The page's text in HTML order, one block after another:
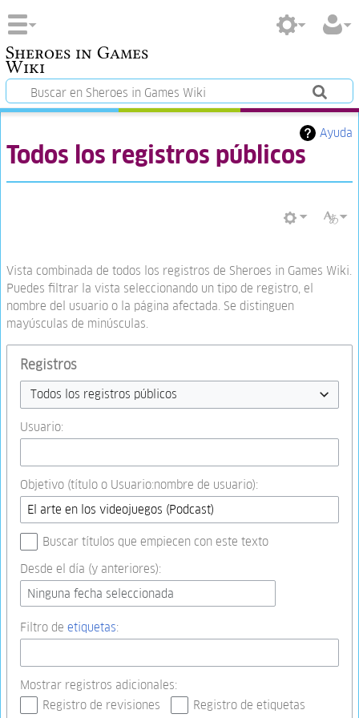
Sheroes in Games
Wiki
Ayuda
Todos los registros públicos
Vista combinada de todos los registros de Sheroes in Games Wiki.
Puedes filtrar la vista seleccionando un tipo de registro, el
nombre del usuario o la página afectada. Se distinguen
mayúsculas de minúsculas.
Registros
Todos los registros públicos
Usuario:
Objetivo (título o Usuario:nombre de usuario):
Buscar títulos que empiecen con este texto
Desde el día (y anteriores):
Ninguna fecha seleccionada
Filtro de etiquetas:
Mostrar registros adicionales:
Registro de revisiones
Registro de etiquetas